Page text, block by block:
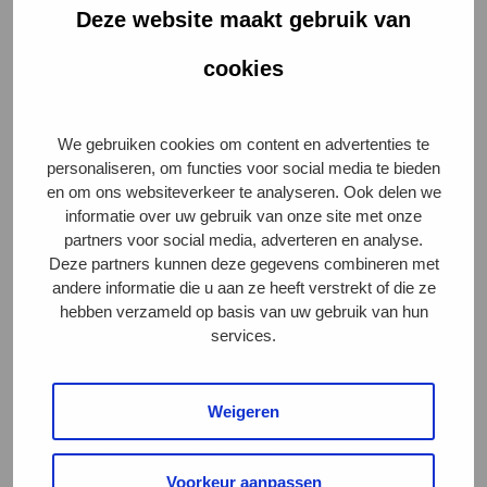
Deze website maakt gebruik van
cookies
We gebruiken cookies om content en advertenties te
personaliseren, om functies voor social media te bieden
en om ons websiteverkeer te analyseren. Ook delen we
informatie over uw gebruik van onze site met onze
partners voor social media, adverteren en analyse.
Deze partners kunnen deze gegevens combineren met
andere informatie die u aan ze heeft verstrekt of die ze
hebben verzameld op basis van uw gebruik van hun
services.
Weigeren
Voorkeur aanpassen
van het Beter Leven keurmerk is een Belplume
Kip certificaat aanwezig te zijn.
Onder het ‘Label Rouge’worden in Frankrijk kippen in
verschillende productiesystemen gehouden.
Afhankelijk van het gebruikte productiesysteem
kunnen ‘ Label Rouge’ kippen(-vlees) voor 2 of 3
sterren van het Beter Leven keurmerk in aanmerking
Daarnaast heeft de Dierenbescherming besloten dat
certificaat wordt erkend als
ketenkwaliteitssysteem voor de scopes Vleeskuiken 1,